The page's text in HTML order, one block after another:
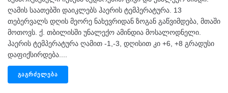
ღამის საათებში დაიკლებს ჰაერის ტემპერატურა. 13
თებერვალს დღის მეორე ნახევრიდან ზოგან გაწვიმდება, მთაში
მოთოვს. ქ. თბილისში უნალექო ამინდია მოსალოდნელი.
ჰაერის ტემპერატურა ღამით -1,-3, დღისით კი +6, +8 გრადუსი
დაფიქსირდება....
ᲒᲐᲒᲠᲫᲔᲚᲔᲑᲐ